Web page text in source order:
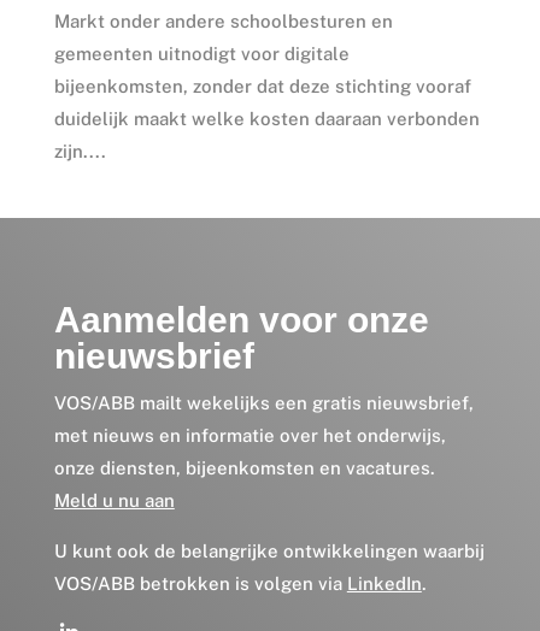
Markt onder andere schoolbesturen en
gemeenten uitnodigt voor digitale
bijeenkomsten, zonder dat deze stichting vooraf
duidelijk maakt welke kosten daaraan verbonden
zijn....
Aanmelden voor onze
nieuwsbrief
VOS/ABB mailt wekelijks een gratis nieuwsbrief,
met nieuws en informatie over het onderwijs,
onze diensten, bijeenkomsten en vacatures.
Meld u nu aan
U kunt ook de belangrijke ontwikkelingen waarbij
VOS/ABB betrokken is volgen via LinkedIn.